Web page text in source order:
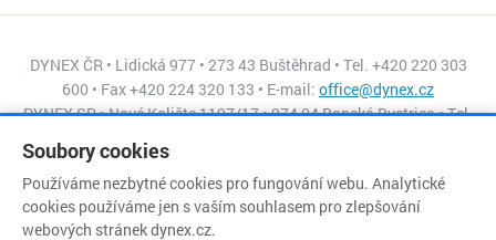
DYNEX ČR • Lidická 977 • 273 43 Buštěhrad • Tel. +420 220 303
600 • Fax +420 224 320 133 • E-mail: office@dynex.cz
DYNEX SR • Nové Kalište 1197/17 • 974 04 Banská Bystrica • Tel.
+421 484 155 045 • Fax +421 484 155 056 • E-mail:
Soubory cookies
Používáme nezbytné cookies pro fungování webu. Analytické
cookies používáme jen s vaším souhlasem pro zlepšování
webových stránek dynex.cz.